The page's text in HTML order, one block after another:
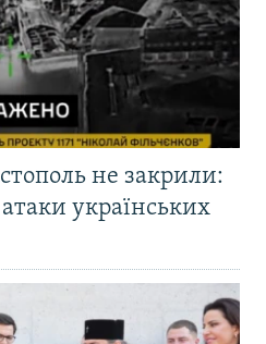
не закрили:
українських